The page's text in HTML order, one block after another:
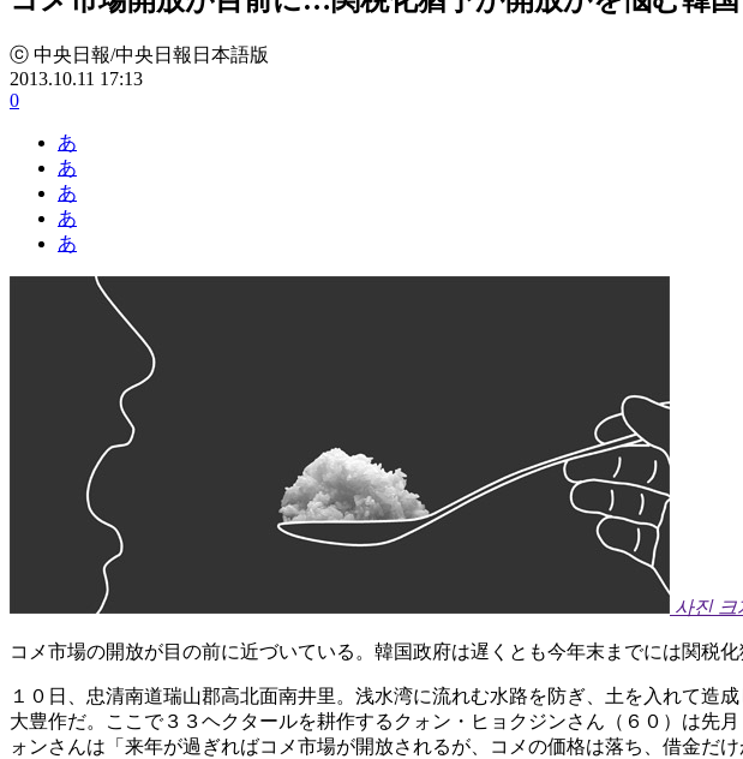
ⓒ 中央日報/中央日報日本語版
2013.10.11 17:13
0
あ
あ
あ
あ
あ
사진 크
コメ市場の開放が目の前に近づいている。韓国政府は遅くとも今年末までには関税
１０日、忠清南道瑞山郡高北面南井里。浅水湾に流れむ水路を防ぎ、土を入れて造
大豊作だ。ここで３３ヘクタールを耕作するクォン・ヒョクジンさん（６０）は先
ォンさんは「来年が過ぎればコメ市場が開放されるが、コメの価格は落ち、借金だ